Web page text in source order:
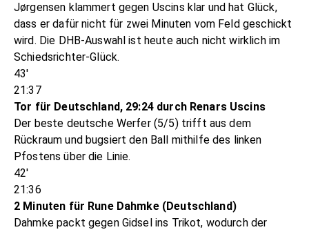
Jørgensen klammert gegen Uscins klar und hat Glück,
dass er dafür nicht für zwei Minuten vom Feld geschickt
wird. Die DHB-Auswahl ist heute auch nicht wirklich im
Schiedsrichter-Glück.
43'
21:37
Tor für Deutschland, 29:24 durch Renars Uscins
Der beste deutsche Werfer (5/5) trifft aus dem
Rückraum und bugsiert den Ball mithilfe des linken
Pfostens über die Linie.
42'
21:36
2 Minuten für Rune Dahmke (Deutschland)
Dahmke packt gegen Gidsel ins Trikot, wodurch der